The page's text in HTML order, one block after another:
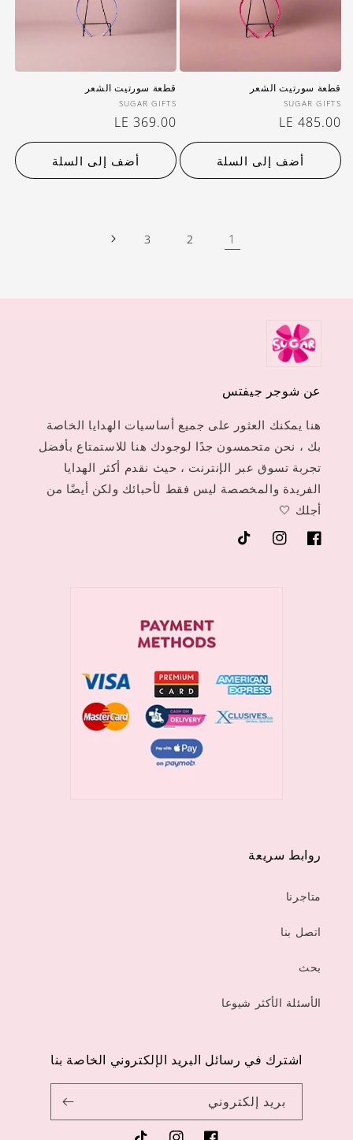
قطعة سورتيت الشعر
بائع:
SUGAR GIFTS
سعر
عادي
LE 485.00
أضف إلى السلة
قطعة سورتيت الشعر
بائع:
SUGAR GIFTS
سعر
عادي
LE 369.00
أضف إلى السلة
1
2
3
عن شوجر جيفتس
هنا يمكنك العثور على جميع أساسيات الهدايا الخاصة
بك ، نحن متحمسون جدًا لوجودك هنا للاستمتاع بأفضل
تجربة تسوق عبر الإنترنت ، حيث نقدم أكثر الهدايا
الفريدة والمخصصة ليس فقط لأحبائك ولكن أيضًا من
أجلك 🤍
فيسبوكانستغرامتيك
روابط سريعة
متاجرنا
اتصل بنا
بحث
الأسئلة الأكثر شيوعا
اشترك في رسائل البريد الإلكتروني الخاصة بنا
بريد إلكتروني